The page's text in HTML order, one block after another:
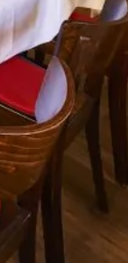
In der warmen